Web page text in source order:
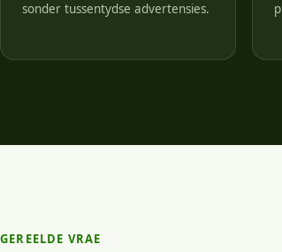
sonder tussentydse advertensies.
GEREELDE VRAE